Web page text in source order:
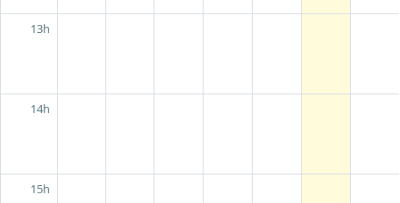
13h
14h
15h